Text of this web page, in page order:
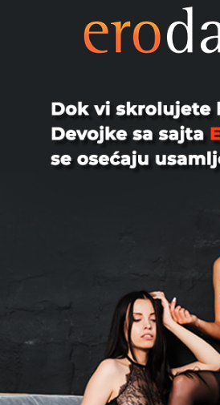
Postoji i niz svingerskih klubova
dolaze spremni da zamene
još ne poznaju, ali im se sviđaju. To
klub, ali svi znaju šta žele.
željom da obogate svoj seksualni
neutaživom glađu za seksom.
parovi i osobe koji postanu svingeri
uživaju u tome. Često to ojačava
Takođe je često da jedna osoba u
već bila svinger, uključi svog
Šta očekivati na svingerskim
Svingerske zabave mogu biti
pitate, verovatno nikada niste bili
novi svingeri mogu pronaći
upoznati sa drugim učesnicima
Najbolje je doći na zabavu sa
biste se osećali što ugodnije i
svojim postupcima. Budite svesni
vole da imaju otvoreno prikazani
može biti svakakvih igara oko vas.
najveće poštovanje prema
je svima interes seksualno
nemoguće da vas iko natera da
se ne sviđa na takvoj zabavi.